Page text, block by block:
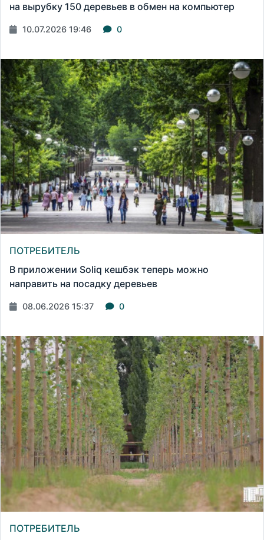
на вырубку 150 деревьев в обмен на компьютер
10.07.2026 19:46 0
ПОТРЕБИТЕЛЬ
В приложении Soliq кешбэк теперь можно
направить на посадку деревьев
08.06.2026 15:37 0
ПОТРЕБИТЕЛЬ